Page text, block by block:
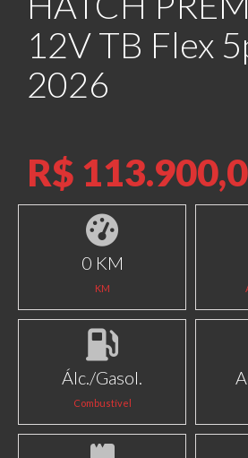
12V TB Flex
2026
R$
0 KM
KM
Álc./Gasol.
Combustível